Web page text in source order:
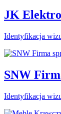
JK Elektro
Identyfikacja
SNW
Identyfikacja